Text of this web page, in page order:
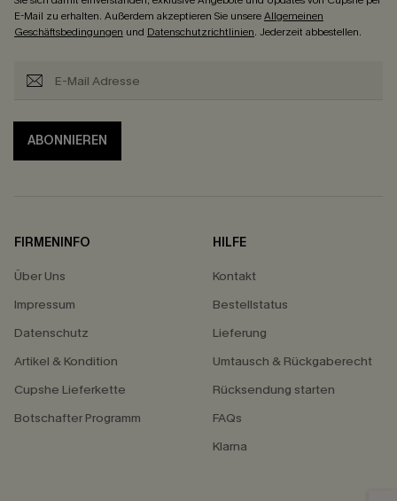
E-Mail zu erhalten. Außerdem akzeptieren Sie unsereAllgemeinen
Geschäftsbedingungen und Datenschutzrichtlinien. Jederzeit abbestellen.
ABONNIEREN
FIRMENINFO
Über Uns
Impressum
Datenschutz
Artikel & Kondition
Cupshe Lieferkette
Botschafter Programm
HILFE
Kontakt
Bestellstatus
Lieferung
Umtausch & Rückgaberecht
Rücksendung starten
FAQs
Klarna